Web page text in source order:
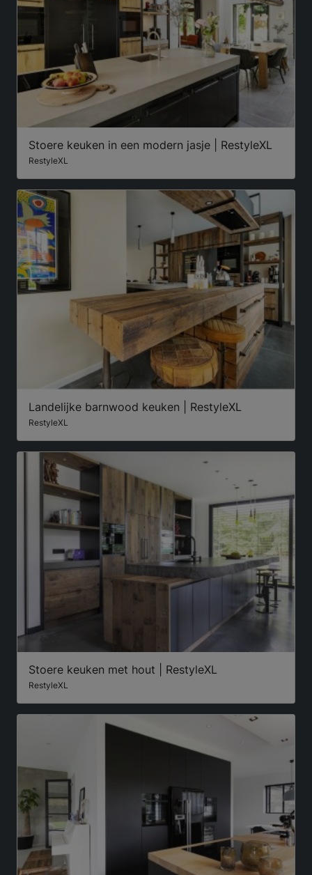
Stoere keuken in een modern jasje | RestyleXL
RestyleXL
Landelijke barnwood keuken | RestyleXL
RestyleXL
Stoere keuken met hout | RestyleXL
RestyleXL